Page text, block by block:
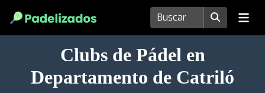
Clubs de Pádel en
Departamento de Catriló